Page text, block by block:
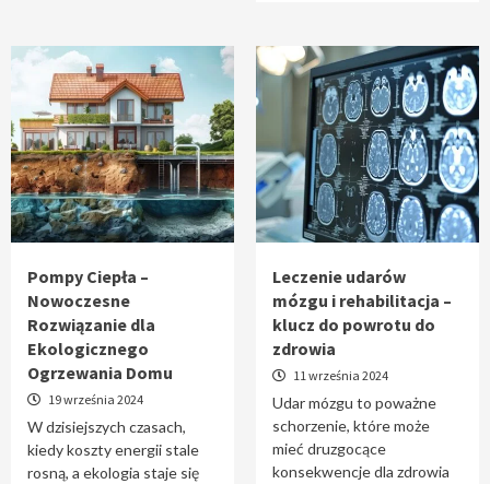
Pompy Ciepła –
Nowoczesne
Rozwiązanie dla
Ekologicznego
Ogrzewania Domu
19 września 2024
W dzisiejszych czasach,
kiedy koszty energii stale
rosną, a ekologia staje się
Leczenie udarów
mózgu i rehabilitacja –
klucz do powrotu do
zdrowia
11 września 2024
Udar mózgu to poważne
schorzenie, które może
mieć druzgocące
konsekwencje dla zdrowia